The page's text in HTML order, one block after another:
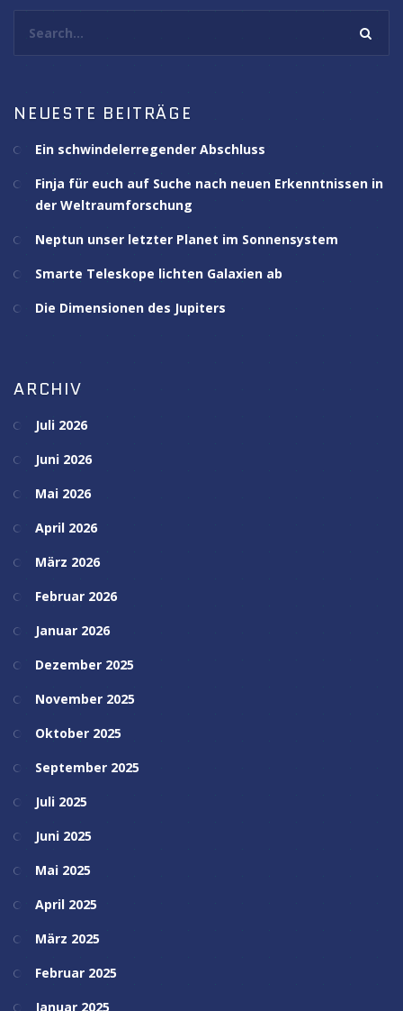
NEUESTE BEITRÄGE
Ein schwindelerregender Abschluss
Finja für euch auf Suche nach neuen Erkenntnissen in
der Weltraumforschung
Neptun unser letzter Planet im Sonnensystem
Smarte Teleskope lichten Galaxien ab
Die Dimensionen des Jupiters
ARCHIV
Juli 2026
Juni 2026
Mai 2026
April 2026
März 2026
Februar 2026
Januar 2026
Dezember 2025
November 2025
Oktober 2025
September 2025
Juli 2025
Juni 2025
Mai 2025
April 2025
März 2025
Februar 2025
Januar 2025